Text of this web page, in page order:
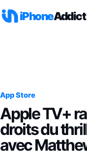
iPhoneAddict
App Store
Apple TV+
droits du
avec